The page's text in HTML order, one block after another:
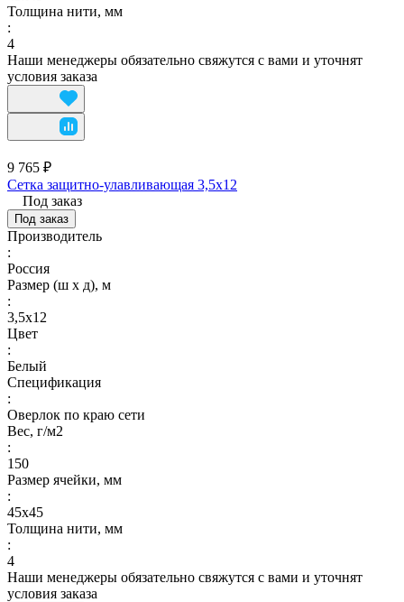
Толщина нити, мм
:
4
Наши менеджеры обязательно свяжутся с вами и уточнят
условия заказа
9 765 ₽
Сетка защитно-улавливающая 3,5х12
Под заказ
Под заказ
Производитель
:
Россия
Размер (ш х д), м
:
3,5х12
Цвет
:
Белый
Спецификация
:
Оверлок по краю сети
Вес, г/м2
:
150
Размер ячейки, мм
:
45х45
Толщина нити, мм
:
4
Наши менеджеры обязательно свяжутся с вами и уточнят
условия заказа